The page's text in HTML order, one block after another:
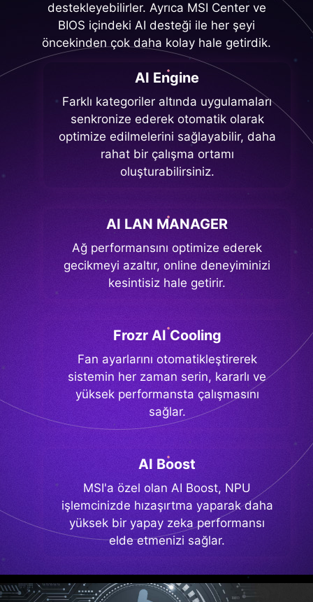
destekleyebilirler. Ayrıca MSI Center ve
BIOS içindeki AI desteği ile her şeyi
öncekinden çok daha kolay hale getirdik.
AI Engine
Farklı kategoriler altında uygulamaları
senkronize ederek otomatik olarak
optimize edilmelerini sağlayabilir, daha
rahat bir çalışma ortamı
oluşturabilirsiniz.
AI LAN MANAGER
Ağ performansını optimize ederek
gecikmeyi azaltır, online deneyiminizi
kesintisiz hale getirir.
Frozr AI Cooling
Fan ayarlarını otomatikleştirerek
sistemin her zaman serin, kararlı ve
yüksek performansta çalışmasını
sağlar.
AI Boost
MSI'a özel olan AI Boost, NPU
işlemcinizde hızaşırtma yaparak daha
yüksek bir yapay zeka performansı
elde etmenizi sağlar.